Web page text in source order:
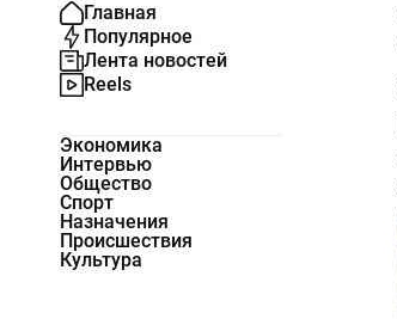
Главная
Популярное
Лента новостей
Reels
Экономика
Интервью
Общество
Спорт
Назначения
Происшествия
Культура